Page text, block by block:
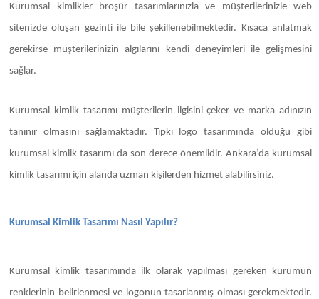
Kurumsal kimlikler broşür tasarımlarınızla ve müşterilerinizle web
sitenizde oluşan gezinti ile bile şekillenebilmektedir. Kısaca anlatmak
gerekirse müşterilerinizin algılarını kendi deneyimleri ile gelişmesini
sağlar.
Kurumsal kimlik tasarımı müşterilerin ilgisini çeker ve marka adınızın
tanınır olmasını sağlamaktadır. Tıpkı logo tasarımında olduğu gibi
kurumsal kimlik tasarımı da son derece önemlidir. Ankara’da kurumsal
kimlik tasarımı için alanda uzman kişilerden hizmet alabilirsiniz.
Kurumsal Kimlik Tasarımı Nasıl Yapılır?
Kurumsal kimlik tasarımında ilk olarak yapılması gereken kurumun
renklerinin belirlenmesi ve logonun tasarlanmış olması gerekmektedir.